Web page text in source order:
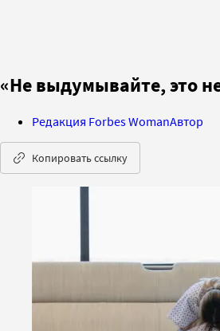
«Не выдумывайте, это
Редакция Forbes WomanАвтор
Копировать ссылку